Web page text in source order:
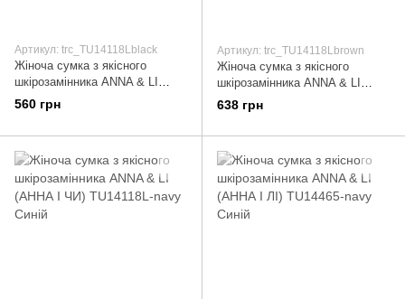
Артикул: trc_TU14118Lblack
Жіноча сумка з якісного
шкірозамінника ANNA & LI
(АННА І ЛІ) TU14118L-black
Чорний
560 грн
Артикул: trc_TU14118Lbrown
Жіноча сумка з якісного
шкірозамінника ANNA & LI
(АННА І ЛІ) TU14118L-brown
Коричневий
638 грн